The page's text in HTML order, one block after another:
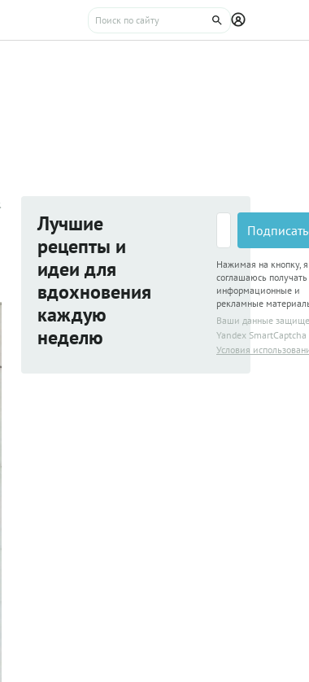
Лучшие
рецепты и
идеи для
вдохновения
каждую
неделю
Нажимая на кнопку, я
соглашаюсь получать
информационные и
рекламные
Ваши данные
Yandex SmartCaptcha
Условия